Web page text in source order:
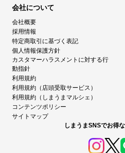
会社について
会社概要
採用情報
特定商取引に基づく表記
個人情報保護方針
カスタマーハラスメントに対する行
動指針
利用規約
利用規約（店頭受取サービス）
利用規約（しまうまマルシェ）
コンテンツポリシー
サイトマップ
しまうまSNSでお得